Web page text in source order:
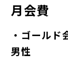
月会費
・ゴールド
男性